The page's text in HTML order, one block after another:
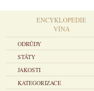
ENCYKLOPEDIE
VÍNA
ODRŮDY
STÁTY
JAKOSTI
KATEGORIZACE